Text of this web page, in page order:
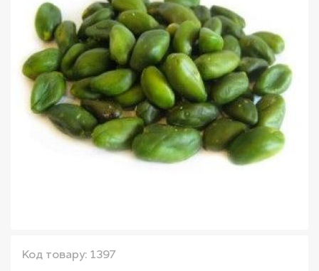
Код товару: 1397